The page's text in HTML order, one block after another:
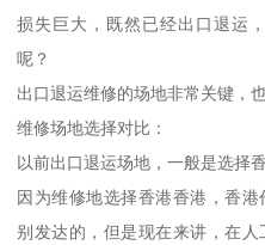
损失巨大，既然已经出口退运
呢？
出口退运维修的场地非常关键，
维修场地选择对比：
以前出口退运场地，一般是选择
因为维修地选择香港香港，香
别发达的，但是现在来讲，在